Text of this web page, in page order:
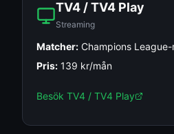
TV4 / TV4 Play
Streaming
Matcher: Champions
Pris: 139 kr/mån
Besök TV4 / TV4 Play